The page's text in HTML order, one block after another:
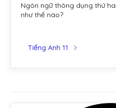
Ngôn ngữ thông dụng thứ
như thế nào?
Tiếng Anh 11